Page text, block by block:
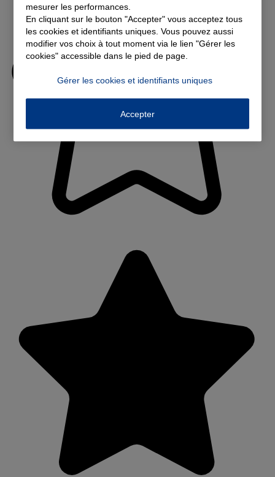
mesurer les performances.
En cliquant sur le bouton "Accepter" vous acceptez tous
les cookies et identifiants uniques. Vous pouvez aussi
modifier vos choix à tout moment via le lien "Gérer les
cookies" accessible dans le pied de page.
Gérer les cookies et identifiants uniques
Accepter